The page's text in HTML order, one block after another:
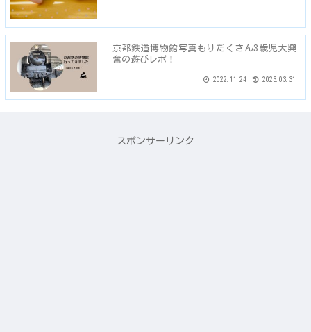
京都鉄道博物館写真もりだくさん3歳児大興
奮の遊びレポ！
2022.11.24 2023.03.31
スポンサーリンク